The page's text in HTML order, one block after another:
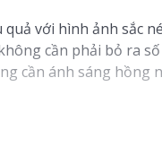
với hình ảnh sắc
cần phải bỏ ra
cần ánh sáng